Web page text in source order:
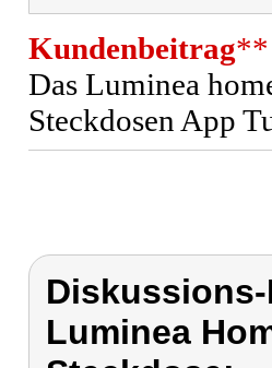
Kundenbeitrag**
Das Luminea
Steckdosen App
Luminea